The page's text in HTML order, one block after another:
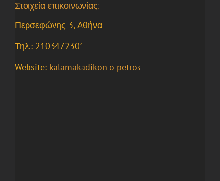
Στοιχεία επικοινωνίας:
Περσεφώνης 3, Αθήνα
Τηλ.: 2103472301
Website: kalamakadikon o petros